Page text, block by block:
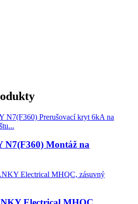
N7(F360) Montáž na